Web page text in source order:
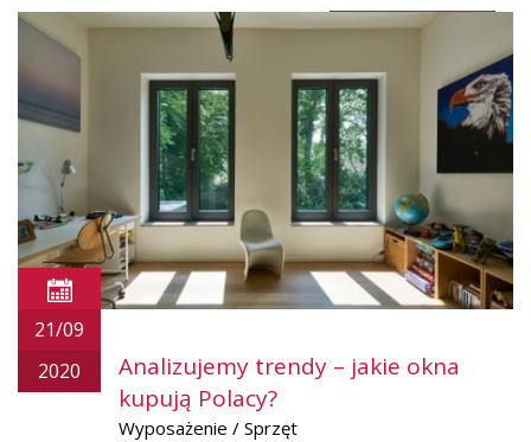
21/09
2020
Analizujemy trendy – jakie okna
kupują Polacy?
Wyposażenie / Sprzęt